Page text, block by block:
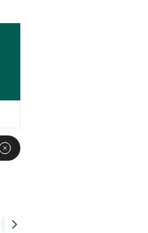
Barcelona